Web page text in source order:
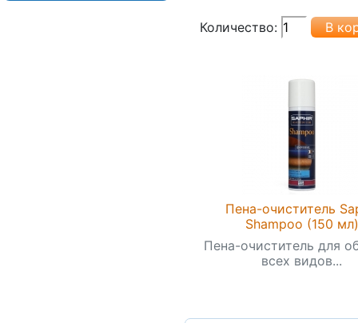
Количество:
Пена-очиститель
Shampoo (150 мл)
Пена-очиститель для
всех видов...